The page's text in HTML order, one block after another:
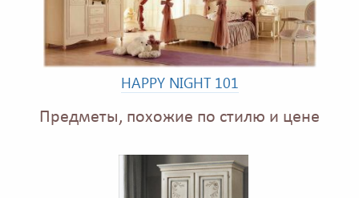
HAPPY NIGHT 101
Предметы, похожие по стилю и цене